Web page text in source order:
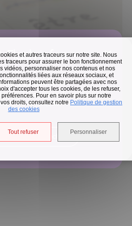
et autres traceurs sur notre site. Nous
traceurs pour assurer le bon fonctionnement
vidéos, personnaliser nos contenus et nos
liées aux réseaux sociaux, et
peuvent être partagées avec nos
d'accepter tous les cookies, de les refuser,
Pour en savoir plus sur notre
droits, consultez notre Politique de gestion
des cookies
Tout refuser Personnaliser
Flash infos
des déchets
le passage de nos camions
heure jusqu'au 14 août.
à l'univers déchets
pour mieux